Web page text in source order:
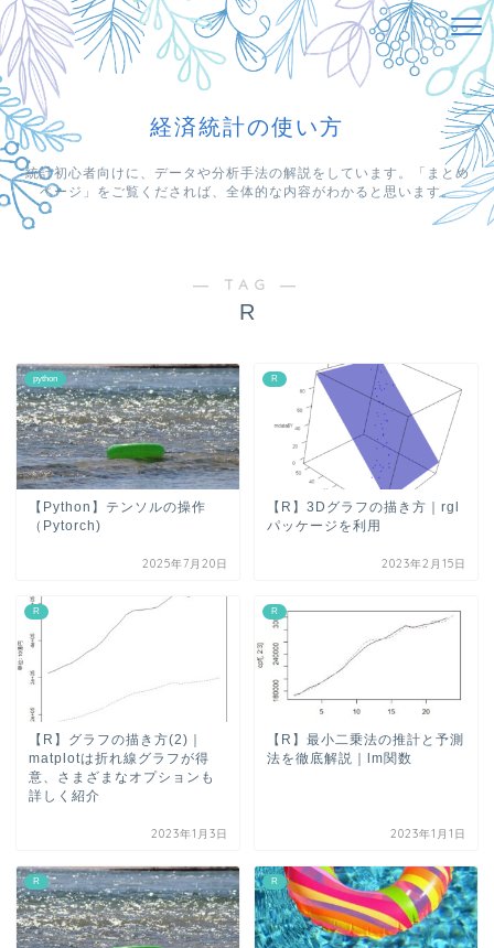
経済統計の使い方
統計初心者向けに、データや分析手法の解説をしています。「まとめ
ページ」をご覧くだされば、全体的な内容がわかると思います。
― TAG ―
R
python
【Python】テンソルの操作
（Pytorch)
2025年7月20日
R
【R】3Dグラフの描き方｜rgl
パッケージを利用
2023年2月15日
R
【R】グラフの描き方(2)｜
matplotは折れ線グラフが得
意、さまざまなオプションも
詳しく紹介
2023年1月3日
R
【R】最小二乗法の推計と予測
法を徹底解説｜lm関数
2023年1月1日
R R